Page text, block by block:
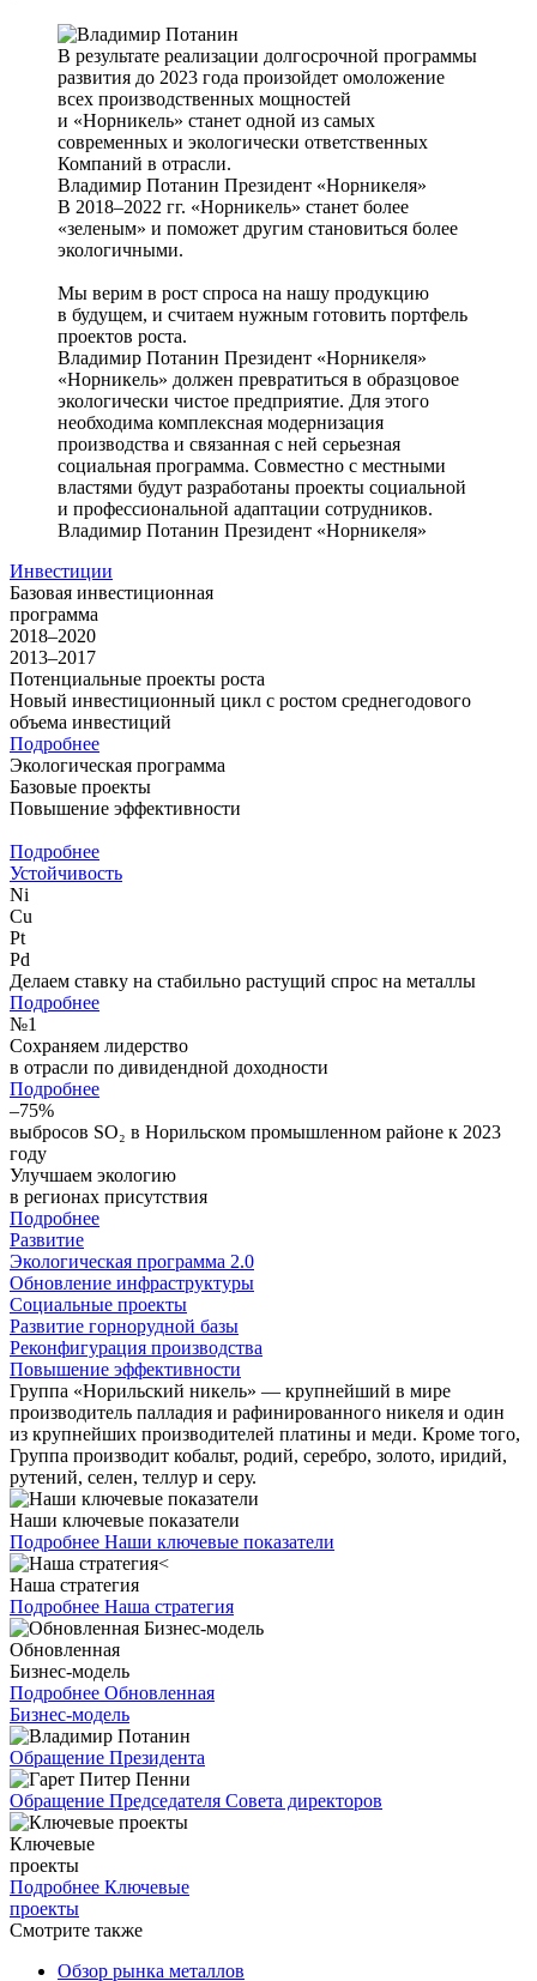
В результате реализации долгосрочной программы
развития до 2023 года произойдет омоложение
всех производственных мощностей
и «Норникель» станет одной из самых
современных и экологически ответственных
Компаний в отрасли.
Владимир Потанин Президент «Норникеля»
В 2018–2022 гг. «Норникель» станет более
«зеленым» и поможет другим становиться более
экологичными.
Мы верим в рост спроса на нашу продукцию
в будущем, и считаем нужным готовить портфель
проектов роста.
Владимир Потанин Президент «Норникеля»
«Норникель» должен превратиться в образцовое
экологически чистое предприятие. Для этого
необходима комплексная модернизация
производства и связанная с ней серьезная
социальная программа. Совместно с местными
властями будут разработаны проекты социальной
и профессиональной адаптации сотрудников.
Владимир Потанин Президент «Норникеля»
Инвестиции
Базовая инвестиционная
программа
2018–2020
2013–2017
Потенциальные проекты роста
Новый инвестиционный цикл с ростом среднегодового
объема инвестиций
Подробнее
Экологическая программа
Базовые проекты
Повышение эффективности
Подробнее
Устойчивость
Ni
Cu
Pt
Pd
Делаем ставку на стабильно растущий спрос на металлы
Подробнее
№1
Сохраняем лидерство
в отрасли по дивидендной доходности
Подробнее
–75%
выбросов SO₂ в Норильском промышленном районе к 2023
году
Улучшаем экологию
в регионах присутствия
Подробнее
Развитие
Экологическая программа 2.0
Обновление инфраструктуры
Социальные проекты
Развитие горнорудной базы
Реконфигурация производства
Повышение эффективности
Группа «Норильский никель» — крупнейший в мире
производитель палладия и рафинированного никеля и один
из крупнейших производителей платины и меди. Кроме того,
Группа производит кобальт, родий, серебро, золото, иридий,
рутений, селен, теллур и серу.
Наши ключевые показатели
Подробнее Наши ключевые показатели
Наша стратегия
Подробнее Наша стратегия
Обновленная
Бизнес-модель
Подробнее Обновленная
Бизнес-модель
Обращение Президента
Обращение Председателя Совета директоров
Ключевые
проекты
Подробнее Ключевые
проекты
Смотрите также
Обзор рынка металлов